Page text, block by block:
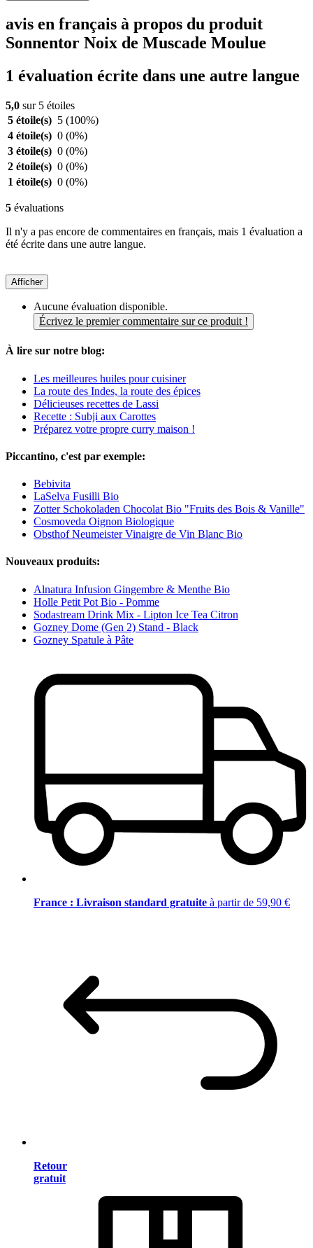
avis en français à propos du produit
Sonnentor Noix de Muscade Moulue
1 évaluation écrite dans une autre langue
5,0 sur 5 étoiles
5 étoile(s) 5 (100%)
4 étoile(s) 0 (0%)
3 étoile(s) 0 (0%)
2 étoile(s) 0 (0%)
1 étoile(s) 0 (0%)
5 évaluations
Il n'y a pas encore de commentaires en français, mais 1 évaluation a
été écrite dans une autre langue.
Afficher
Aucune évaluation disponible.
Écrivez le premier commentaire sur ce produit !
À lire sur notre blog:
Les meilleures huiles pour cuisiner
La route des Indes, la route des épices
Délicieuses recettes de Lassi
Recette : Subji aux Carottes
Préparez votre propre curry maison !
Piccantino, c'est par exemple:
Bebivita
LaSelva Fusilli Bio
Zotter Schokoladen Chocolat Bio "Fruits des Bois & Vanille"
Cosmoveda Oignon Biologique
Obsthof Neumeister Vinaigre de Vin Blanc Bio
Nouveaux produits:
Alnatura Infusion Gingembre & Menthe Bio
Holle Petit Pot Bio - Pomme
Sodastream Drink Mix - Lipton Ice Tea Citron
Gozney Dome (Gen 2) Stand - Black
Gozney Spatule à Pâte
France : Livraison standard gratuite à partir de 59,90 €
Retour
gratuit